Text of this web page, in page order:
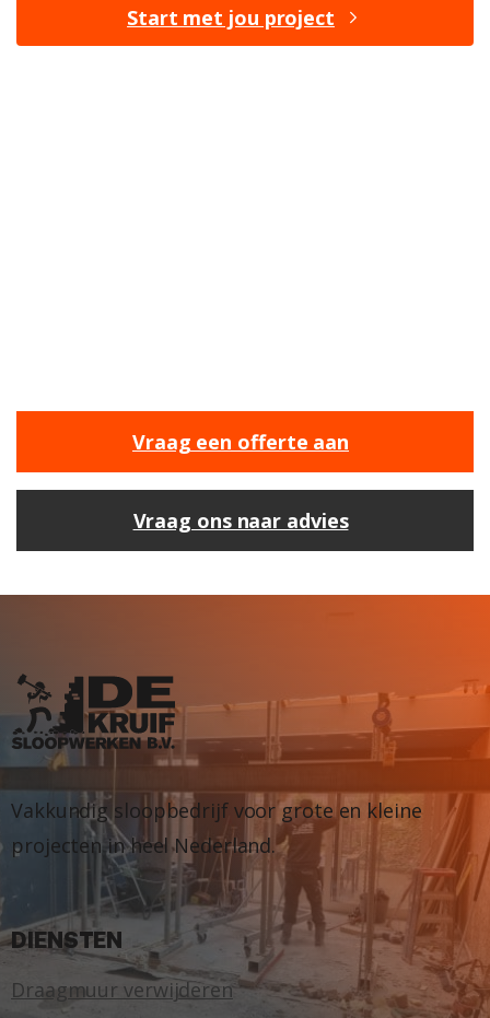
Start met jou project
Vraag een offerte aan
Vraag ons naar advies
Vakkundig sloopbedrijf voor grote en kleine
projecten in heel Nederland.
DIENSTEN
Draagmuur verwijderen